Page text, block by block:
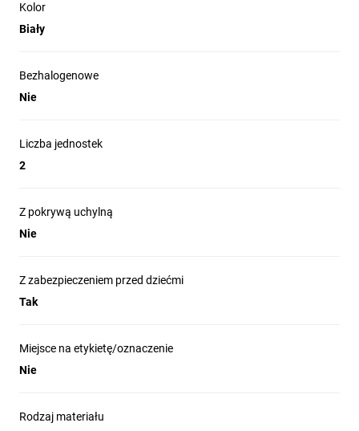
Kolor
Biały
Bezhalogenowe
Nie
Liczba jednostek
2
Z pokrywą uchylną
Nie
Z zabezpieczeniem przed dziećmi
Tak
Miejsce na etykietę/oznaczenie
Nie
Rodzaj materiału